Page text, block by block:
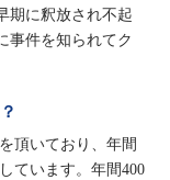
期に釈放され不起
事件を知られてク
頂いており、年間
ています。年間400